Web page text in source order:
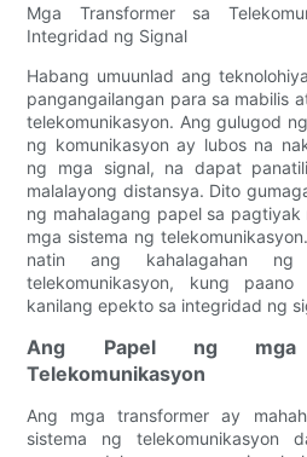
Mga Transformer sa
Integridad ng Signal
Habang umuunlad ang
pangangailangan para sa mabilis
telekomunikasyon. Ang gulugod
ng komunikasyon ay lubos na
ng mga signal, na dapat
malalayong distansya. Dito
ng mahalagang papel sa
mga sistema ng
natin ang kahalagahan
telekomunikasyon, kung
kanilang epekto sa integridad ng
Ang Papel ng mga
Telekomunikasyon
Ang mga transformer ay
sistema ng telekomunikasyon